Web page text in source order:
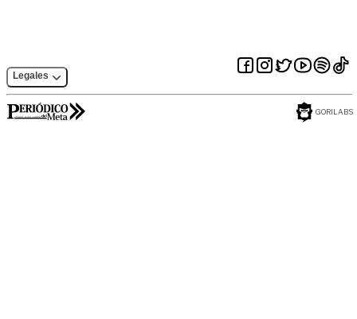
Legales
GORILABS